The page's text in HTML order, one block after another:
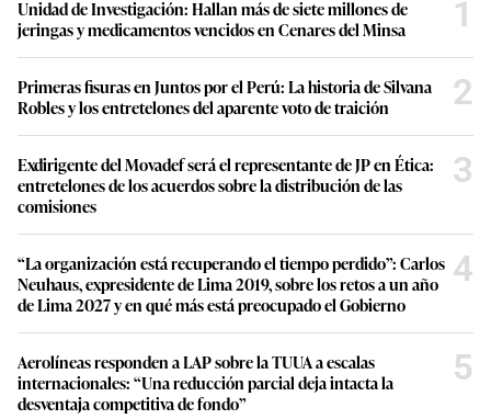
Unidad de Investigación: Hallan más de siete millones de
jeringas y medicamentos vencidos en Cenares del Minsa
1
Primeras fisuras en Juntos por el Perú: La historia de Silvana
Robles y los entretelones del aparente voto de traición
2
Exdirigente del Movadef será el representante de JP en Ética:
entretelones de los acuerdos sobre la distribución de las
comisiones
3
“La organización está recuperando el tiempo perdido”: Carlos
Neuhaus, expresidente de Lima 2019, sobre los retos a un año
de Lima 2027 y en qué más está preocupado el Gobierno
4
Aerolíneas responden a LAP sobre la TUUA a escalas
internacionales: “Una reducción parcial deja intacta la
desventaja competitiva de fondo”
5